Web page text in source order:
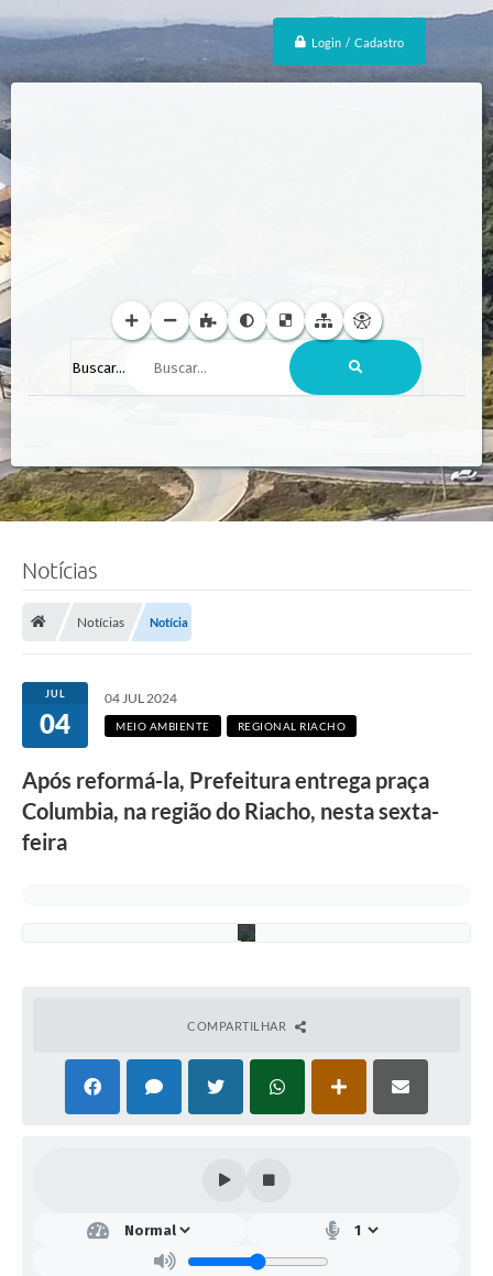
Login / Cadastro
Buscar...
Notícias
Notícias Notícia
JUL
04
04 JUL 2024
MEIO AMBIENTE REGIONAL RIACHO
Após reformá-la, Prefeitura entrega praça
Columbia, na região do Riacho, nesta sexta-
feira
o
n
i
e
V
COMPARTILHAR